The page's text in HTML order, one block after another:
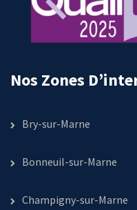
Nos Zones
Bry-sur-Marne
Bonneuil-sur-Marne
Champigny-sur-Marne